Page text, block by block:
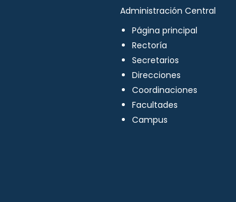
Administración Central
Página principal
Rectoría
Secretarios
Direcciones
Coordinaciones
Facultades
Campus